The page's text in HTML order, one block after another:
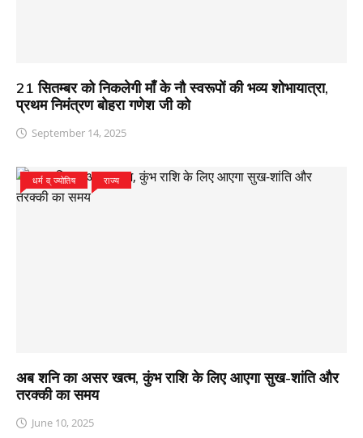
21 सितम्बर को निकलेगी माँ के नौ स्वरूपों की भव्य शोभायात्रा,
प्रथम निमंत्रण बोहरा गणेश जी को
September 14, 2025
धर्म व् ज्योतिष राज्य
अब शनि का असर खत्म, कुंभ राशि के लिए आएगा सुख-शांति और
तरक्की का समय
June 10, 2025